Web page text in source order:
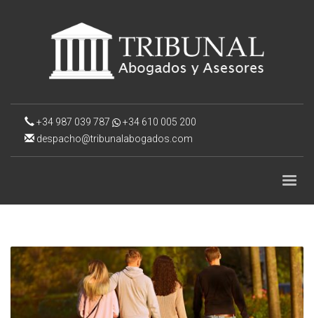
+34 987 039 787
+34 610 005 200
despacho@tribunalabogados.com